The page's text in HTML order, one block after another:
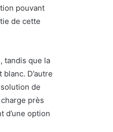
pouvant
de cette
tandis que la
D’autre
de
près
d’une option